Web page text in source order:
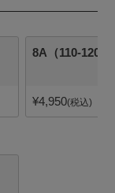
8A（110-
¥4,950 税込